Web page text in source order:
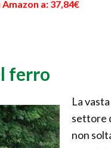
a: 37,84€
ferro
La
settore
non